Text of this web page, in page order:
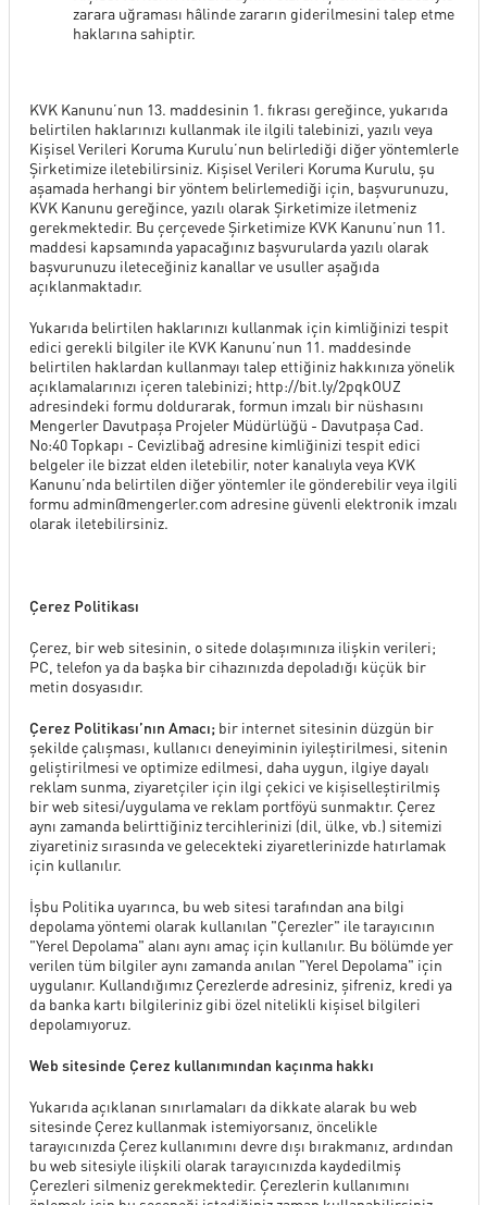
zarara uğraması hâlinde zararın giderilmesini talep etme
haklarına sahiptir.
KVK Kanunu’nun 13. maddesinin 1. fıkrası gereğince, yukarıda
belirtilen haklarınızı kullanmak ile ilgili talebinizi, yazılı veya
Kişisel Verileri Koruma Kurulu’nun belirlediği diğer yöntemlerle
Şirketimize iletebilirsiniz. Kişisel Verileri Koruma Kurulu, şu
aşamada herhangi bir yöntem belirlemediği için, başvurunuzu,
KVK Kanunu gereğince, yazılı olarak Şirketimize iletmeniz
gerekmektedir. Bu çerçevede Şirketimize KVK Kanunu’nun 11.
maddesi kapsamında yapacağınız başvurularda yazılı olarak
başvurunuzu ileteceğiniz kanallar ve usuller aşağıda
açıklanmaktadır.
Yukarıda belirtilen haklarınızı kullanmak için kimliğinizi tespit
edici gerekli bilgiler ile KVK Kanunu’nun 11. maddesinde
belirtilen haklardan kullanmayı talep ettiğiniz hakkınıza yönelik
açıklamalarınızı içeren talebinizi; http://bit.ly/2pqkOUZ
adresindeki formu doldurarak, formun imzalı bir nüshasını
Mengerler Davutpaşa Projeler Müdürlüğü - Davutpaşa Cad.
No:40 Topkapı - Cevizlibağ adresine kimliğinizi tespit edici
belgeler ile bizzat elden iletebilir, noter kanalıyla veya KVK
Kanunu’nda belirtilen diğer yöntemler ile gönderebilir veya ilgili
formu admin@mengerler.comadresine güvenli elektronik imzalı
olarak iletebilirsiniz.
Çerez Politikası
Çerez, bir web sitesinin, o sitede dolaşımınıza ilişkin verileri;
PC, telefon ya da başka bir cihazınızda depoladığı küçük bir
metin dosyasıdır.
Çerez Politikası’nın Amacı;bir internet sitesinin düzgün bir
şekilde çalışması, kullanıcı deneyiminin iyileştirilmesi, sitenin
geliştirilmesi ve optimize edilmesi, daha uygun, ilgiye dayalı
reklam sunma, ziyaretçiler için ilgi çekici ve kişiselleştirilmiş
bir web sitesi/uygulama ve reklam portföyü sunmaktır. Çerez
aynı zamanda belirttiğiniz tercihlerinizi (dil, ülke, vb.) sitemizi
ziyaretiniz sırasında ve gelecekteki ziyaretlerinizde hatırlamak
için kullanılır.
İşbu Politika uyarınca, bu web sitesi tarafından ana bilgi
depolama yöntemi olarak kullanılan "Çerezler" ile tarayıcının
"Yerel Depolama" alanı aynı amaç için kullanılır. Bu bölümde yer
verilen tüm bilgiler aynı zamanda anılan "Yerel Depolama" için
uygulanır. Kullandığımız Çerezlerde adresiniz, şifreniz, kredi ya
da banka kartı bilgileriniz gibi özel nitelikli kişisel bilgileri
depolamıyoruz.
Web sitesinde Çerez kullanımından kaçınma hakkı
Yukarıda açıklanan sınırlamaları da dikkate alarak bu web
sitesinde Çerez kullanmak istemiyorsanız, öncelikle
tarayıcınızda Çerez kullanımını devre dışı bırakmanız, ardından
bu web sitesiyle ilişkili olarak tarayıcınızda kaydedilmiş
Çerezleri silmeniz gerekmektedir. Çerezlerin kullanımını